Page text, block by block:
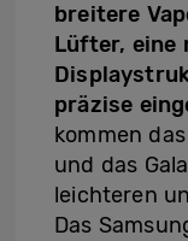
breitere
Lüfter, eine
präzise
kommen
und das
leichteren
Das